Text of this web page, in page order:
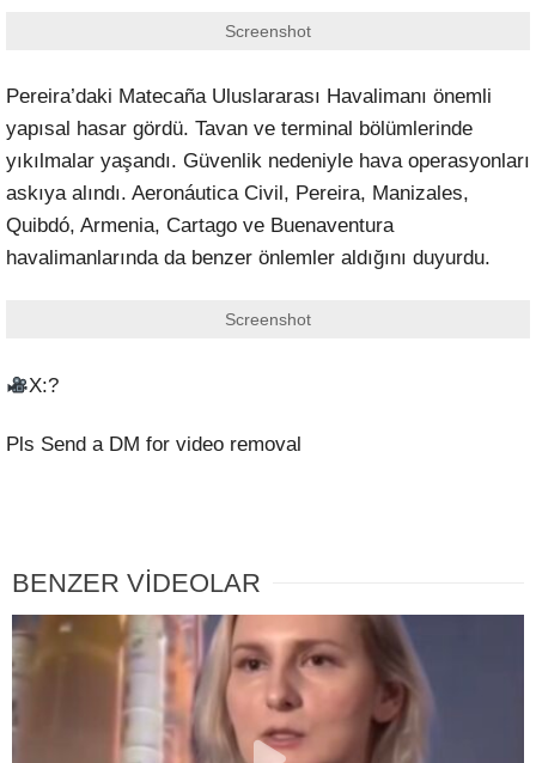
Screenshot
Pereira’daki Matecaña Uluslararası Havalimanı önemli
yapısal hasar gördü. Tavan ve terminal bölümlerinde
yıkılmalar yaşandı. Güvenlik nedeniyle hava operasyonları
askıya alındı. Aeronáutica Civil, Pereira, Manizales,
Quibdó, Armenia, Cartago ve Buenaventura
havalimanlarında da benzer önlemler aldığını duyurdu.
Screenshot
X:?
Pls Send a DM for video removal
BENZER VİDEOLAR